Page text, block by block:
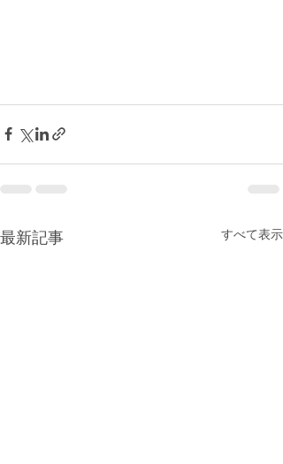
最新記事 すべて表示